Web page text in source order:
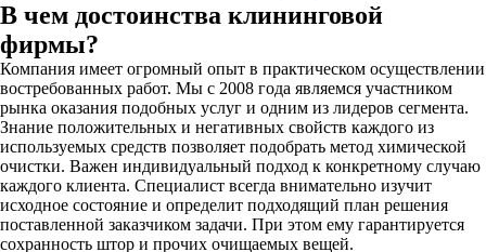
В чем достоинства клининговой
фирмы?
Компания имеет огромный опыт в практическом осуществлении
востребованных работ. Мы с 2008 года являемся участником
рынка оказания подобных услуг и одним из лидеров сегмента.
Знание положительных и негативных свойств каждого из
используемых средств позволяет подобрать метод химической
очистки. Важен индивидуальный подход к конкретному случаю
каждого клиента. Специалист всегда внимательно изучит
исходное состояние и определит подходящий план решения
поставленной заказчиком задачи. При этом ему гарантируется
сохранность штор и прочих очищаемых вещей.